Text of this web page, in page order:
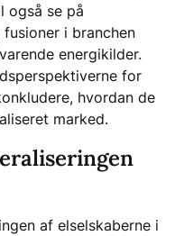
også se på
i branchen
energikilder.
for
hvordan de
marked.
af elselskaberne i